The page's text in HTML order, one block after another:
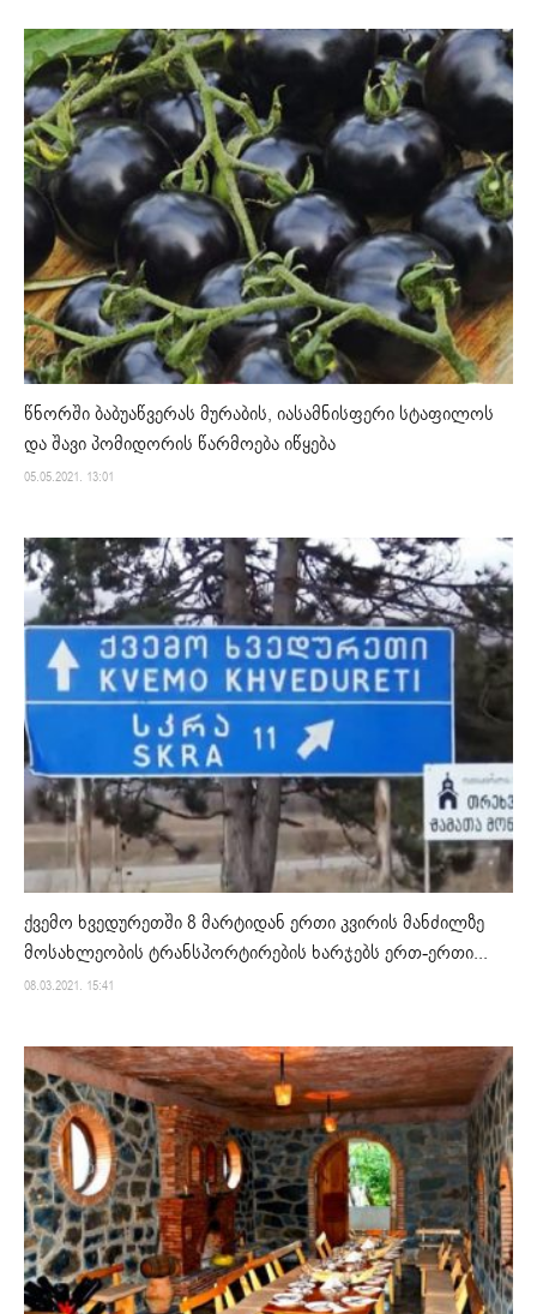
წნორში ბაბუაწვერას მურაბის, იასამნისფერი სტაფილოს
და შავი პომიდორის წარმოება იწყება
05.05.2021. 13:01
ქვემო ხვედურეთში 8 მარტიდან ერთი კვირის მანძილზე
მოსახლეობის ტრანსპორტირების ხარჯებს ერთ-ერთი...
08.03.2021. 15:41